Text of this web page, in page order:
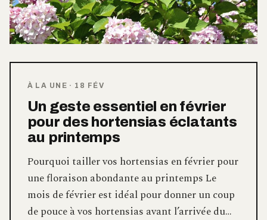
À LA UNE · 18 FÉV
Un geste essentiel en février
pour des hortensias éclatants
au printemps
Pourquoi tailler vos hortensias en février pour
une floraison abondante au printemps Le
mois de février est idéal pour donner un coup
de pouce à vos hortensias avant l’arrivée du…